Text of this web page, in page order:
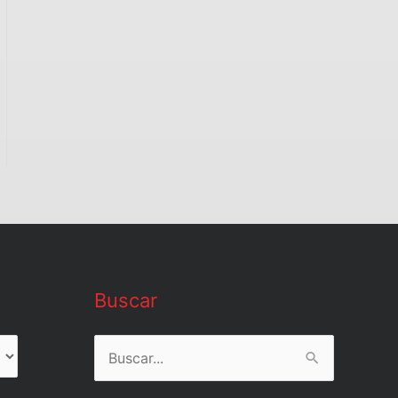
Buscar
Buscar
por: